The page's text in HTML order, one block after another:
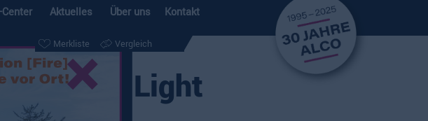
Aktuelles Über uns Kontakt
×
Merkliste Vergleich
MEG Light